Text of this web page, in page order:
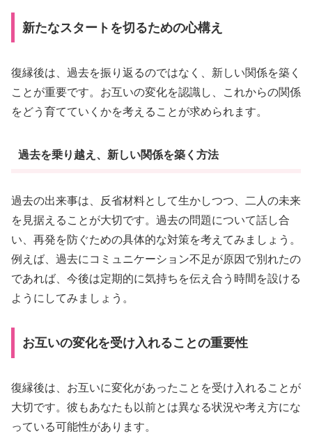
新たなスタートを切るための心構え
復縁後は、過去を振り返るのではなく、新しい関係を築く
ことが重要です。お互いの変化を認識し、これからの関係
をどう育てていくかを考えることが求められます。
過去を乗り越え、新しい関係を築く方法
過去の出来事は、反省材料として生かしつつ、二人の未来
を見据えることが大切です。過去の問題について話し合
い、再発を防ぐための具体的な対策を考えてみましょう。
例えば、過去にコミュニケーション不足が原因で別れたの
であれば、今後は定期的に気持ちを伝え合う時間を設ける
ようにしてみましょう。
お互いの変化を受け入れることの重要性
復縁後は、お互いに変化があったことを受け入れることが
大切です。彼もあなたも以前とは異なる状況や考え方にな
っている可能性があります。